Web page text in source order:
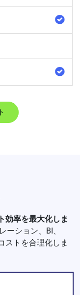
効率を最大化しま
ーション、BI、
ストを合理化しま